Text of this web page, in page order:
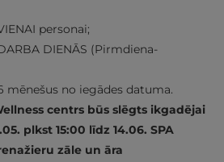
personai;
DIENĀS (Pirmdiena-
mēnešus no iegādes datuma.
centrs būs slēgts ikgadējai
plkst 15:00 līdz 14.06. SPA
zāle un āra